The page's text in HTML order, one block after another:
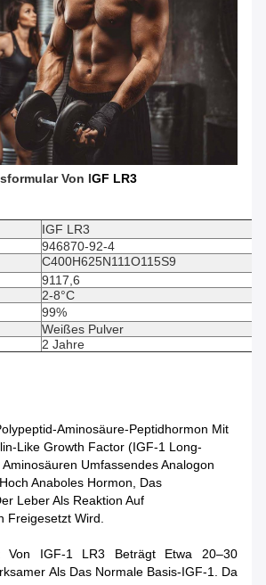
Von IGF LR3
IGF LR3
946870-92-4
C400H625N111O115S9
9117,6
2-8°C
99%
Weißes Pulver
2 Jahre
Aminosäure-Peptidhormon Mit
Like Growth Factor (IGF-1 Long-
Umfassendes Analogon
Anaboles Hormon, Das
Leber Als Reaktion Auf
Freigesetzt Wird.
Von IGF-1 LR3 Beträgt Etwa 20–30
Als Das Normale Basis-IGF-1. Da